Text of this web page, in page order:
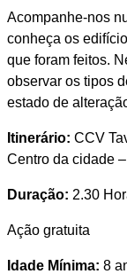
Acompanhe-nos
conheça os
que foram feitos.
observar os tipos
estado de
Itinerário: CCV
Centro da cidade
Duração: 2.30
Ação gratuita
Idade Mínima: 8